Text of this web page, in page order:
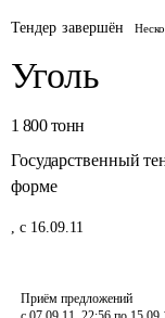
Тендер завершён
Уголь
1 800 тонн
Государственный
форме
, с 16.09.11
Приём предложений